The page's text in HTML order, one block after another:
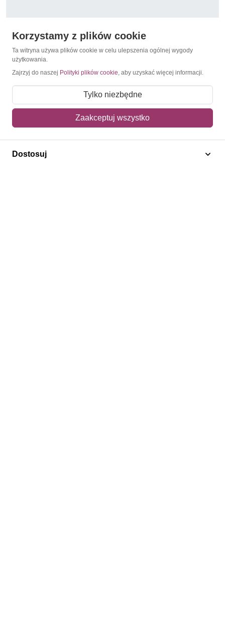
Mołdawia 2001 Mi ark 388 Czyste **
75,00 zł
Dodaj do koszyka
Korzystamy z plików cookie
Ta witryna używa plików cookie w celu ulepszenia ogólnej wygody
użytkowania.
Zajrzyj do naszej Polityki plików cookie, aby uzyskać więcej informacji.
Tylko niezbędne
Zaakceptuj wszystko
Dostosuj